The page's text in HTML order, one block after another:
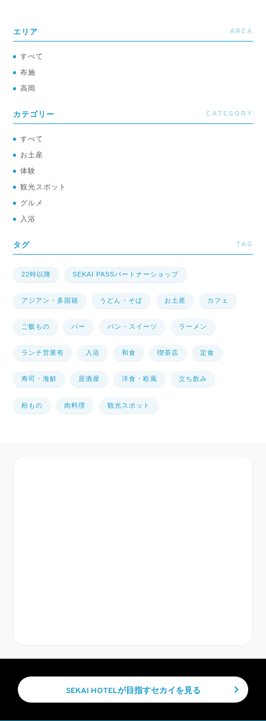
エリア AREA
すべて
布施
高岡
カテゴリー CATEGORY
すべて
お土産
体験
観光スポット
グルメ
入浴
タグ TAG
22時以降 SEKAI PASSパートナーショップ
アジアン・多国籍 うどん・そば お土産 カフェ
ご飯もの バー パン・スイーツ ラーメン
ランチ営業有 入浴 和食 喫茶店 定食
寿司・海鮮 居酒屋 洋食・欧風 立ち飲み
粉もの 肉料理 観光スポット
SEKAI HOTELが目指すセカイを見る